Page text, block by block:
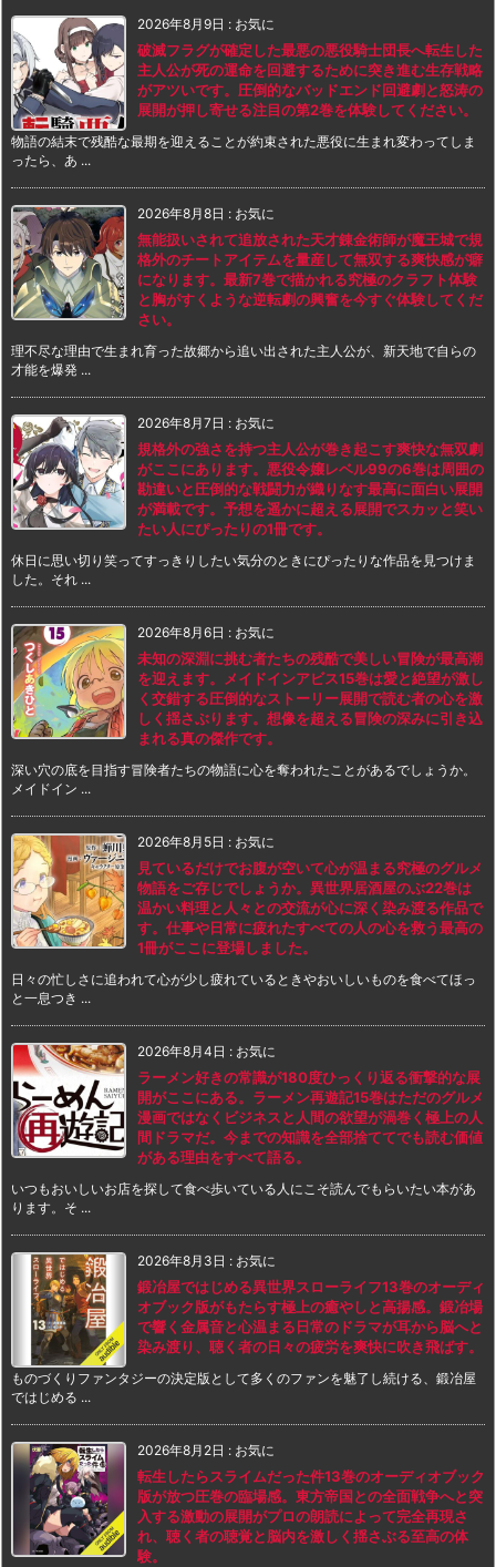
2026年8月9日 : お気に
破滅フラグが確定した最悪の悪役騎士団長へ転生した
主人公が死の運命を回避するために突き進む生存戦略
がアツいです。圧倒的なバッドエンド回避劇と怒涛の
展開が押し寄せる注目の第2巻を体験してください。
物語の結末で残酷な最期を迎えることが約束された悪役に生まれ変わってしま
ったら、あ ...
2026年8月8日 : お気に
無能扱いされて追放された天才錬金術師が魔王城で規
格外のチートアイテムを量産して無双する爽快感が癖
になります。最新7巻で描かれる究極のクラフト体験
と胸がすくような逆転劇の興奮を今すぐ体験してくだ
さい。
理不尽な理由で生まれ育った故郷から追い出された主人公が、新天地で自らの
才能を爆発 ...
2026年8月7日 : お気に
規格外の強さを持つ主人公が巻き起こす爽快な無双劇
がここにあります。悪役令嬢レベル99の6巻は周囲の
勘違いと圧倒的な戦闘力が織りなす最高に面白い展開
が満載です。予想を遥かに超える展開でスカッと笑い
たい人にぴったりの1冊です。
休日に思い切り笑ってすっきりしたい気分のときにぴったりな作品を見つけま
した。それ ...
2026年8月6日 : お気に
未知の深淵に挑む者たちの残酷で美しい冒険が最高潮
を迎えます。メイドインアビス15巻は愛と絶望が激し
く交錯する圧倒的なストーリー展開で読む者の心を激
しく揺さぶります。想像を超える冒険の深みに引き込
まれる真の傑作です。
深い穴の底を目指す冒険者たちの物語に心を奪われたことがあるでしょうか。
メイドイン ...
2026年8月5日 : お気に
見ているだけでお腹が空いて心が温まる究極のグルメ
物語をご存じでしょうか。異世界居酒屋のぶ22巻は
温かい料理と人々との交流が心に深く染み渡る作品で
す。仕事や日常に疲れたすべての人の心を救う最高の
1冊がここに登場しました。
日々の忙しさに追われて心が少し疲れているときやおいしいものを食べてほっ
と一息つき ...
2026年8月4日 : お気に
ラーメン好きの常識が180度ひっくり返る衝撃的な展
開がここにある。ラーメン再遊記15巻はただのグルメ
漫画ではなくビジネスと人間の欲望が渦巻く極上の人
間ドラマだ。今までの知識を全部捨ててでも読む価値
がある理由をすべて語る。
いつもおいしいお店を探して食べ歩いている人にこそ読んでもらいたい本があ
ります。そ ...
2026年8月3日 : お気に
鍛冶屋ではじめる異世界スローライフ13巻のオーディ
オブック版がもたらす極上の癒やしと高揚感。鍛冶場
で響く金属音と心温まる日常のドラマが耳から脳へと
染み渡り、聴く者の日々の疲労を爽快に吹き飛ばす。
ものづくりファンタジーの決定版として多くのファンを魅了し続ける、鍛冶屋
ではじめる ...
2026年8月2日 : お気に
転生したらスライムだった件13巻のオーディオブック
版が放つ圧巻の臨場感。東方帝国との全面戦争へと突
入する激動の展開がプロの朗読によって完全再現さ
れ、聴く者の聴覚と脳内を激しく揺さぶる至高の体
験。